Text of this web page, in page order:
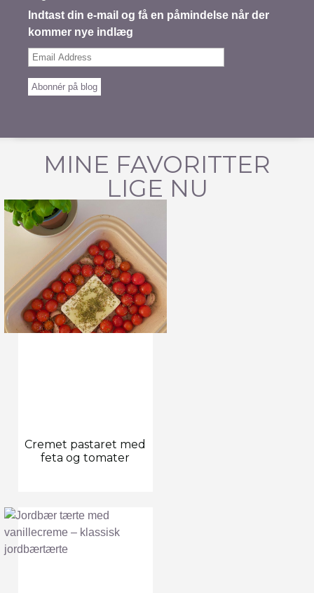
Indtast din e-mail og få en påmindelse når der
kommer nye indlæg
Email
Abonnér på blog
MINE FAVORITTER
LIGE NU
Cremet pastaret med
feta og tomater